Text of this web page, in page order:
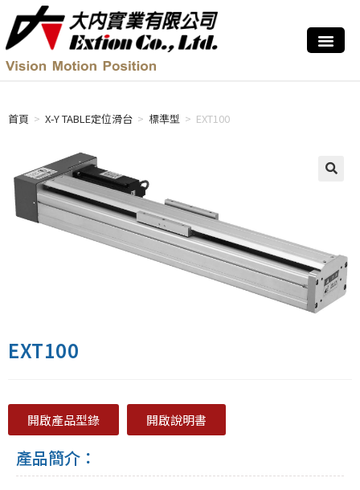
首頁 > X-Y TABLE定位滑台 > 標準型 > EXT100
EXT100
開啟產品型錄 開啟說明書
產品簡介：